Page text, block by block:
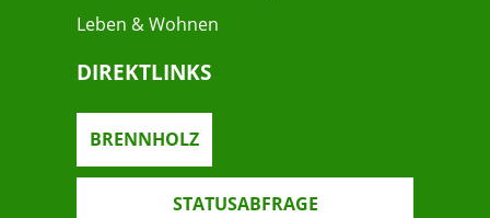
Leben & Wohnen
DIREKTLINKS
BRENNHOLZ
STATUSABFRAGE